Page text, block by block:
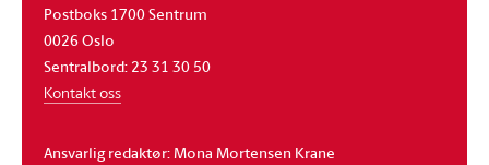
Postboks 1700 Sentrum
0026 Oslo
Sentralbord: 23 31 30 50
Kontakt oss
Ansvarlig redaktør: Mona Mortensen Krane